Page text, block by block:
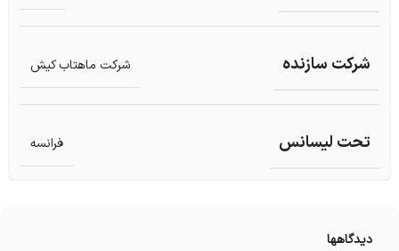
شرکت سازنده شرکت ماهتاب کیش
تحت لیسانس فرانسه
دیدگاهها